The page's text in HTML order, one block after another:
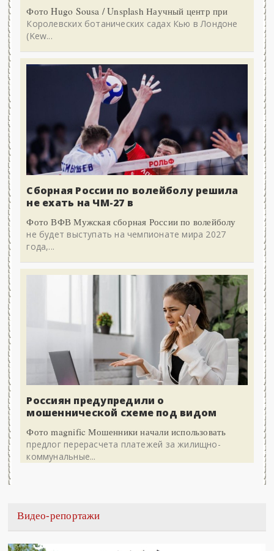
Фото Hugo Sousa / Unsplash Научный центр при
Королевских ботанических садах Кью в Лондоне
(Kew...
Сборная России по волейболу решила
не ехать на ЧМ-27 в
Фото ВФВ Мужская сборная России по волейболу
не будет выступать на чемпионате мира 2027
года,...
Россиян предупредили о
мошеннической схеме под видом
Фото magnific Мошенники начали использовать
предлог перерасчета платежей за жилищно-
коммунальные...
Видео-репортажи